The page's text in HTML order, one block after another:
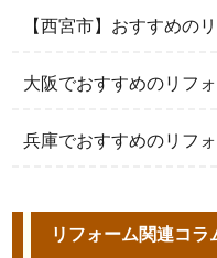
【西宮市】おすすめの
大阪でおすすめのリフ
兵庫でおすすめのリフ
リフォーム関連コラ